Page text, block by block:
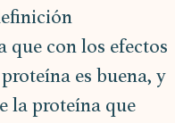
que con los efectos
es buena, y
la proteína que